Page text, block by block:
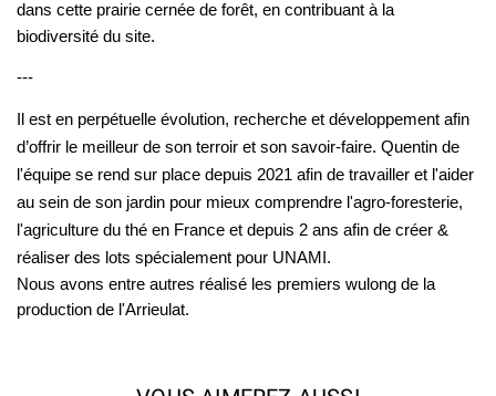
dans cette prairie cernée de forêt, en contribuant à la
biodiversité du site.
---
Il est en perpétuelle évolution, recherche et développement afin
d’offrir le meilleur de son terroir et son savoir-faire. Quentin de
l'équipe se rend sur place depuis 2021 afin de travailler et l'aider
au sein de son jardin pour mieux comprendre l'agro-foresterie,
l'agriculture du thé en France et depuis 2 ans afin de créer &
réaliser des lots spécialement pour UNAMI.
Nous avons entre autres réalisé les premiers wulong de la
production de l'Arrieulat.